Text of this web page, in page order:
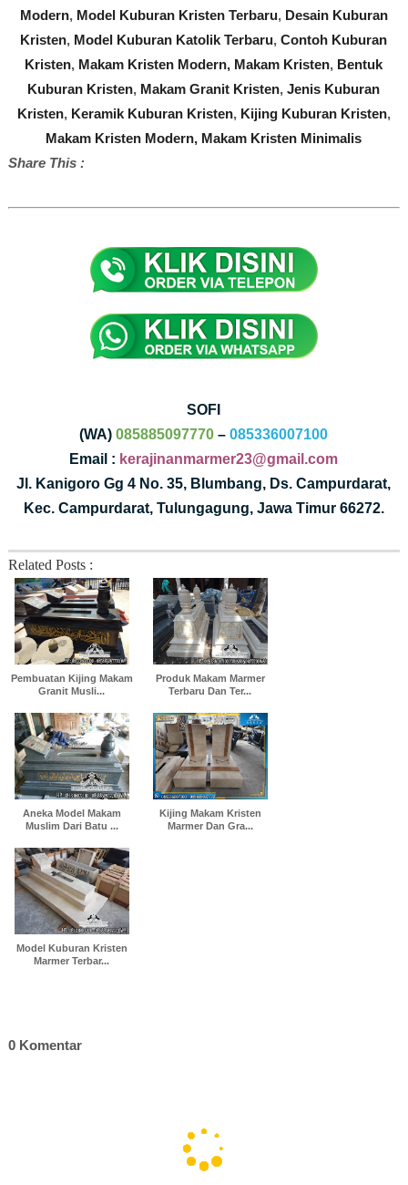
Modern, Model Kuburan Kristen Terbaru, Desain Kuburan
Kristen, Model Kuburan Katolik Terbaru, Contoh Kuburan
Kristen, Makam Kristen Modern, Makam Kristen, Bentuk
Kuburan Kristen, Makam Granit Kristen,Jenis Kuburan
Kristen, Keramik Kuburan Kristen, Kijing Kuburan Kristen,
Makam Kristen Modern, Makam Kristen Minimalis
Share This :
SOFI
(WA)085885097770 –085336007100
Email : kerajinanmarmer23@gmail.com
Jl. Kanigoro Gg 4 No. 35, Blumbang, Ds. Campurdarat,
Kec. Campurdarat, Tulungagung, Jawa Timur 66272.
Related Posts :
Pembuatan Kijing Makam
Granit Musli...
Produk Makam Marmer
Terbaru Dan Ter...
Aneka Model Makam
Muslim Dari Batu ...
Kijing Makam Kristen
Marmer Dan Gra...
Model Kuburan Kristen
Marmer Terbar...
0 Komentar